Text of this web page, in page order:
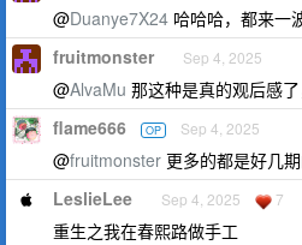
@Duanye7X24 哈哈哈，都来一
fruitmonster Sep 4, 2025
@AlvaMu 那这种是真的观后感
flame666 OP Sep 4, 2025
@fruitmonster 更多的都是好几
LeslieLee Sep 4, 2025 7
重生之我在春熙路做手工